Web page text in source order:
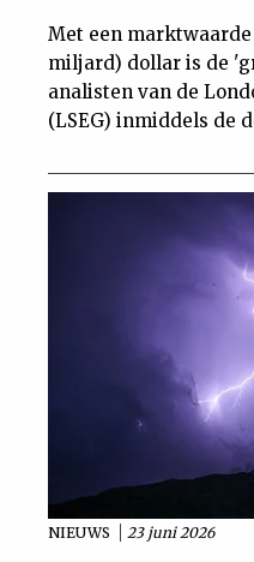
Met een
miljard) dollar is de
analisten van de
(LSEG) inmiddels de
NIEUWS 23 juni 2026